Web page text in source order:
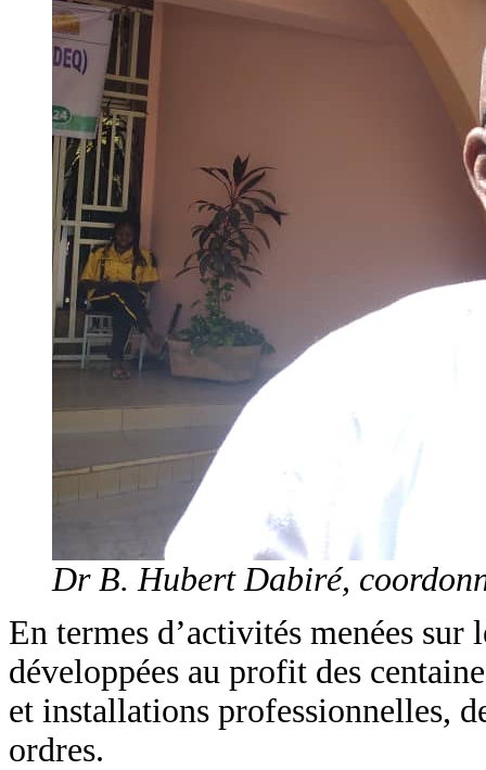
Dr B. Hubert Dabiré,
En termes d’activités menées
développées au profit des
et installations professionnelles,
ordres.